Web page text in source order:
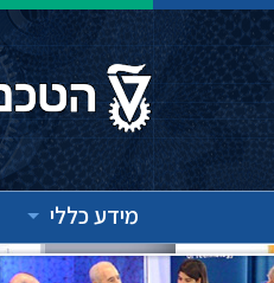
מידע כללי